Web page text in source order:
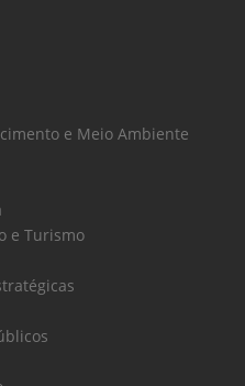
e Meio Ambiente
e Turismo